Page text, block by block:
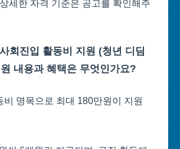
세한 자격 기준은 공고를 확인해주
회진입 활동비 지원 (청년 디딤
내용과 혜택은 무엇인가요?
비 명목으로 최대 180만원이 지원